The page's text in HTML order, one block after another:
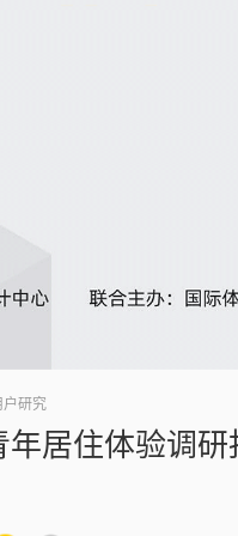
户研究
年居住体验调研